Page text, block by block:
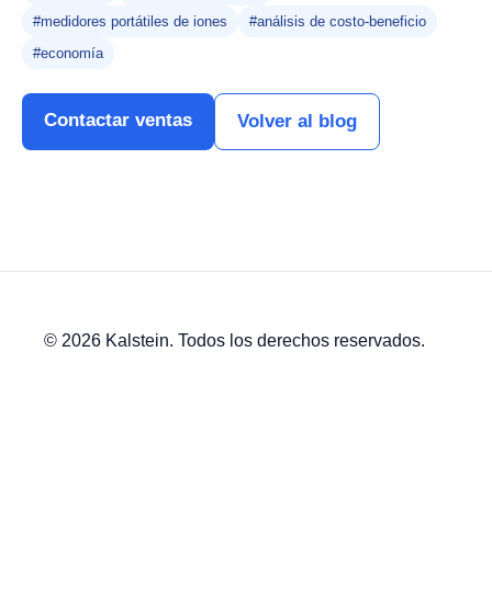
#medidores portátiles de iones
#análisis de costo-beneficio
#economía
Contactar ventas Volver al blog
© 2026 Kalstein. Todos los derechos reservados.